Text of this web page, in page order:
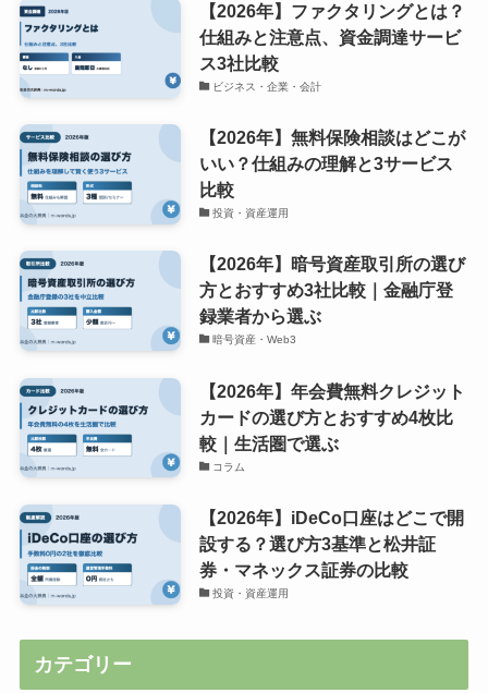
【2026年】ファクタリングとは？
仕組みと注意点、資金調達サービ
ス3社比較
ビジネス・企業・会計
【2026年】無料保険相談はどこが
いい？仕組みの理解と3サービス
比較
投資・資産運用
【2026年】暗号資産取引所の選び
方とおすすめ3社比較｜金融庁登
録業者から選ぶ
暗号資産・Web3
【2026年】年会費無料クレジット
カードの選び方とおすすめ4枚比
較｜生活圏で選ぶ
コラム
【2026年】iDeCo口座はどこで開
設する？選び方3基準と松井証
券・マネックス証券の比較
投資・資産運用
カテゴリー